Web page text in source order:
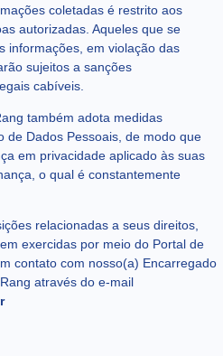
coletadas é restrito aos
autorizadas. Aqueles que se
informações, em violação das
sujeitos a sanções
cabíveis.
também adota medidas
de Dados Pessoais, de modo que
em privacidade aplicado às suas
o qual é constantemente
relacionadas a seus direitos,
exercidas por meio do Portal de
contato com nosso(a) Encarregado
através do e-mail